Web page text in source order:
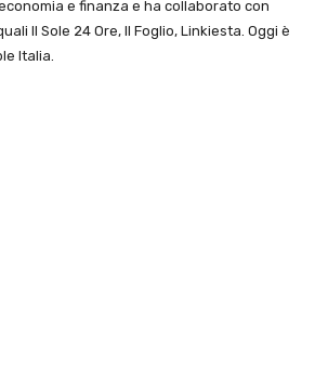
e finanza e ha collaborato con
Il Sole 24 Ore, Il Foglio, Linkiesta. Oggi è
Italia.